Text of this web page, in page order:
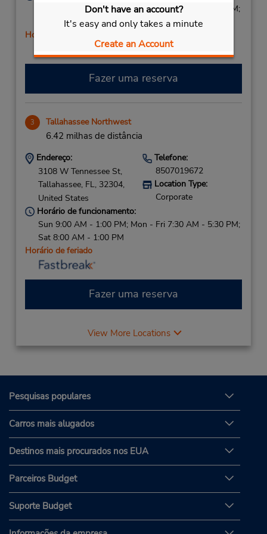
Don't have an account?
It's easy and only takes a minute
Create an Account
Sun 9:00 AM - 1:00 PM; Mon - Fri 7:00 AM - 6:00 PM;
Sat 8:00 AM - 1:00 PM
Horário de feriado
Fazer uma reserva
3 Tallahassee Northwest
6.42 milhas de distância
Endereço:
3108 W Tennessee St,
Tallahassee, FL, 32304,
United States
Telefone:
8507019672
Location Type:
Corporate
Horário de funcionamento:
Sun 9:00 AM - 1:00 PM; Mon - Fri 7:30 AM - 5:30 PM;
Sat 8:00 AM - 1:00 PM
Horário de feriado
Fazer uma reserva
View More Locations
Pesquisas populares
Carros mais alugados
Destinos mais procurados nos EUA
Parceiros Budget
Suporte Budget